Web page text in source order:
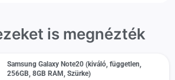
is megnézték
Samsung Galaxy Note20 (kiváló, független,
256GB, 8GB RAM, Szürke)